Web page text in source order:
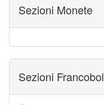
CARTELLE FILATELICHE
FOGLI FILATELICI
FOGLI MARINI PERIODI
MATERIALE FILATELICO
Sezioni Monete
Sezioni